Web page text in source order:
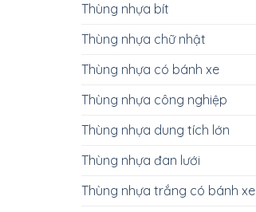
Thùng nhựa bít
Thùng nhựa chữ nhật
Thùng nhựa có bánh xe
Thùng nhựa công nghiệp
Thùng nhựa dung tích lớn
Thùng nhựa đan lưới
Thùng nhựa trắng có bánh xe